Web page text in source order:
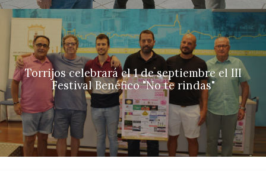
Torrijos celebrará el 1 de septiembre el III
Festival Benéfico "No te rindas"